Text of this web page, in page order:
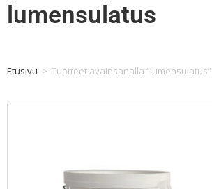
lumensulatus
Etusivu > Tuotteet avainsanalla “lumensulatus”